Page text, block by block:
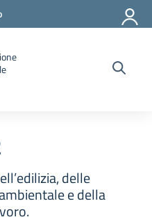
delle
e della